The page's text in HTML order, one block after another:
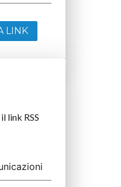
LINK
link RSS